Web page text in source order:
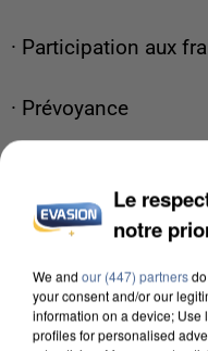
· Participation aux
· Prévoyance
Pour postuler :
21 84 20
Postulez à
Champcueil (
Le
notre
We and our (447) partners
your consent and/or our
information on a device; Use
profiles for personalised